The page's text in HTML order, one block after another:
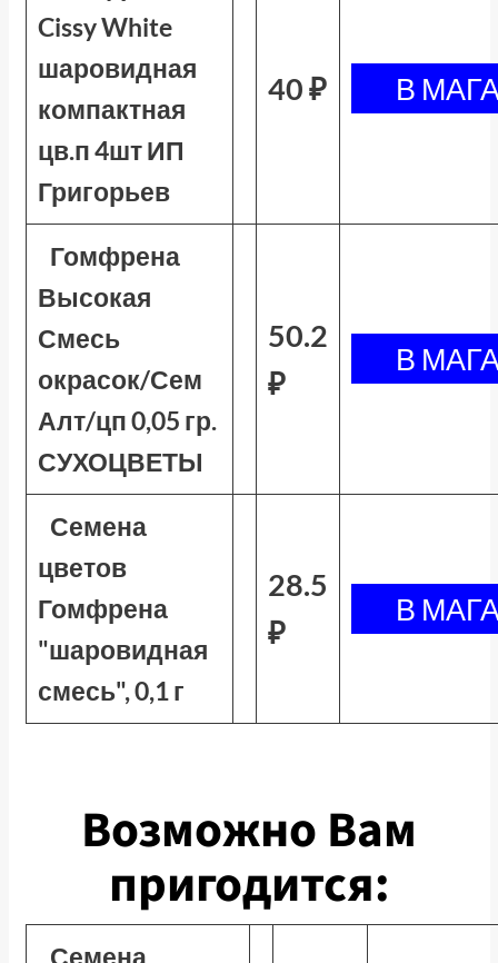
Cissy White
шаровидная
компактная
цв.п 4шт ИП
Григорьев
40 ₽
Гомфрена
Высокая
Смесь
окрасок/Сем
Алт/цп 0,05 гр.
СУХОЦВЕТЫ
50.2
₽
Семена
цветов
Гомфрена
"шаровидная
смесь", 0,1 г
28.5
₽
Возможно Вам
пригодится:
Семена